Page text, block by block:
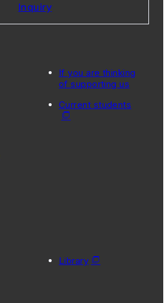
Inquiry
If you are thinking
of supporting us
Current students
Library